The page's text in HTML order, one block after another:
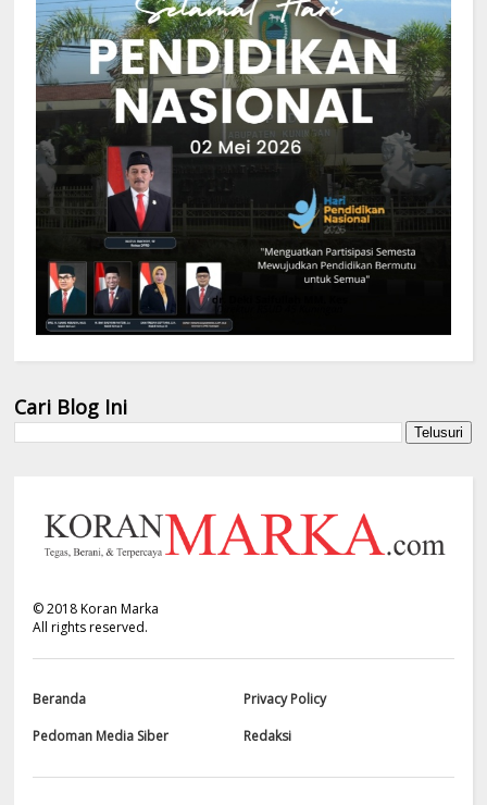
Cari Blog Ini
©2018Koran Marka
All rights reserved.
Beranda
Privacy Policy
Pedoman Media Siber
Redaksi